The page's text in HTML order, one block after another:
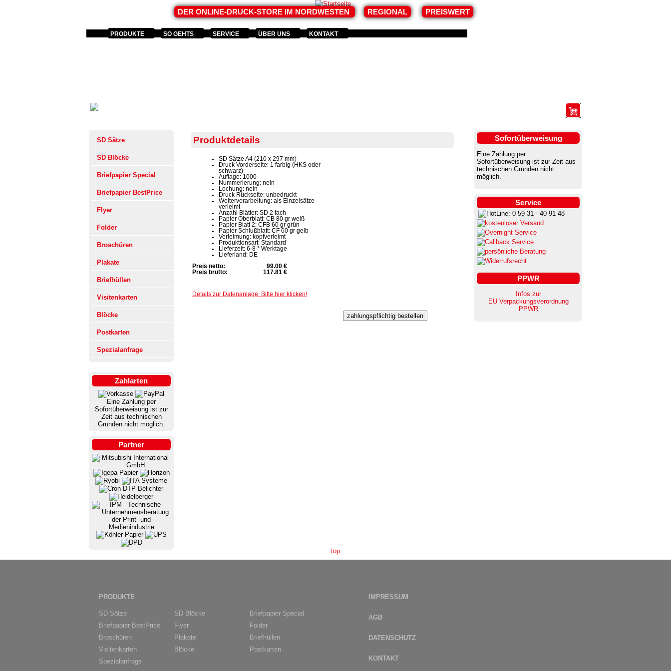
DER ONLINE-DRUCK-STORE IM NORDWESTEN REGIONAL PREISWERT
PRODUKTE SO GEHTS SERVICE ÜBER UNS KONTAKT
SD Sätze
SD Blöcke
Briefpapier Special
Briefpapier BestPrice
Flyer
Folder
Broschüren
Plakate
Briefhüllen
Visitenkarten
Blöcke
Postkarten
Spezialanfrage
Zahlarten
Eine Zahlung per
Sofortüberweisung ist zur
Zeit aus technischen
Gründen nicht möglich.
Partner
Produktdetails
SD Sätze A4 (210 x 297 mm)
Druck Vorderseite: 1 farbig (HKS oder
schwarz)
Auflage: 1000
Nummerierung: nein
Lochung: nein
Druck Rückseite: unbedruckt
Weiterverarbeitung: als Einzelsätze
verleimt
Anzahl Blätter: SD 2 fach
Papier Oberblatt: CB 80 gr weiß
Papier Blatt 2: CFB 60 gr grün
Papier Schlußblatt: CF 60 gr gelb
Verleimung: kopfverleimt
Produktionsart: Standard
Lieferzeit: 6-8 * Werktage
Lieferland: DE
Preis netto:
99.00 €
Preis brutto:
117.81 €
Details zur Datenanlage. Bitte hier klicken!
Sofortüberweisung
Eine Zahlung per
Sofortüberweisung ist zur Zeit aus
technischen Gründen nicht
möglich.
Service
PPWR
Infos zur
EU Verpackungsverordnung
PPWR
top
PRODUKTE
SD Sätze SD Blöcke
Briefpapier Special
Briefpapier BestPrice
Flyer
Folder
Broschüren
Plakate
Briefhüllen
Visitenkarten
Blöcke
Postkarten
Spezialanfrage
IMPRESSUM
AGB
DATENSCHUTZ
KONTAKT